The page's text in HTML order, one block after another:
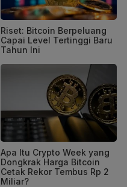
Riset: Bitcoin Berpeluang
Capai Level Tertinggi Baru
Tahun Ini
Apa Itu Crypto Week yang
Dongkrak Harga Bitcoin
Cetak Rekor Tembus Rp 2
Miliar?